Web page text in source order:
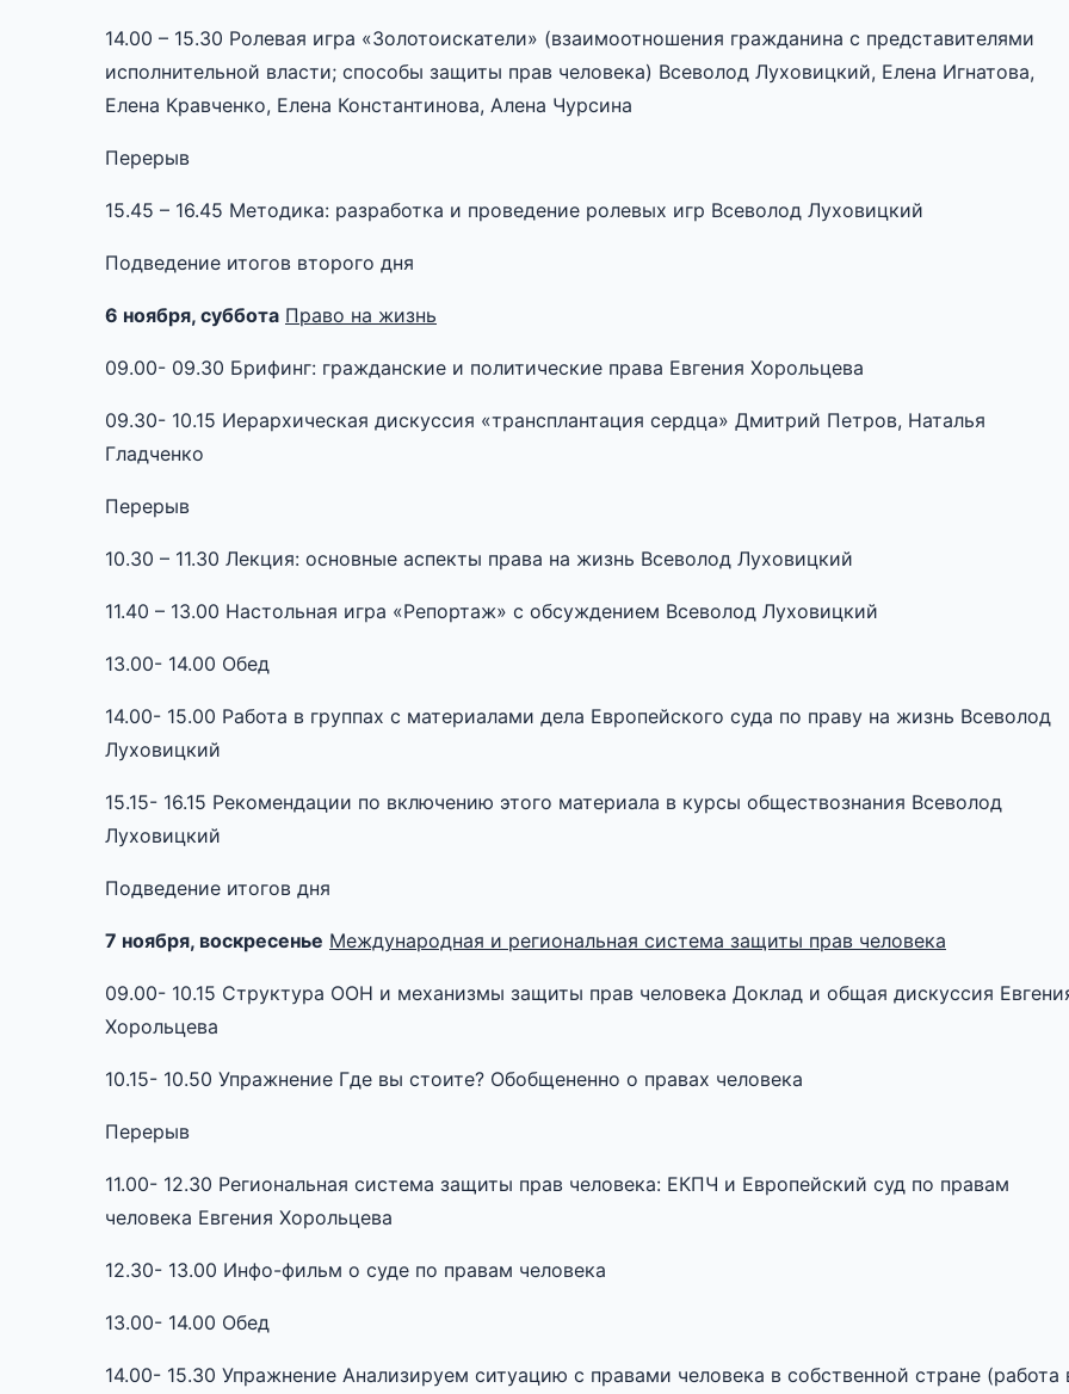
14.00 – 15.30 Ролевая игра «Золотоискатели» (взаимоотношения гражданина с представителями
исполнительной власти; способы защиты прав человека) Всеволод Луховицкий, Елена Игнатова,
Елена Кравченко, Елена Константинова, Алена Чурсина
Перерыв
15.45 – 16.45 Методика: разработка и проведение ролевых игр Всеволод Луховицкий
Подведение итогов второго дня
6 ноября, суббота Право на жизнь
09.00- 09.30 Брифинг: гражданские и политические права Евгения Хорольцева
09.30- 10.15 Иерархическая дискуссия «трансплантация сердца» Дмитрий Петров, Наталья
Гладченко
Перерыв
10.30 – 11.30 Лекция: основные аспекты права на жизнь Всеволод Луховицкий
11.40 – 13.00 Настольная игра «Репортаж» с обсуждением Всеволод Луховицкий
13.00- 14.00 Обед
14.00- 15.00 Работа в группах с материалами дела Европейского суда по праву на жизнь Всеволод
Луховицкий
15.15- 16.15 Рекомендации по включению этого материала в курсы обществознания Всеволод
Луховицкий
Подведение итогов дня
7 ноября, воскресенье Международная и региональная система защиты прав человека
09.00- 10.15 Структура ООН и механизмы защиты прав человека Доклад и общая дискуссия
Хорольцева
10.15- 10.50 Упражнение Где вы стоите? Обобщененно о правах человека
Перерыв
11.00- 12.30 Региональная система защиты прав человека: ЕКПЧ и Европейский суд по правам
человека Евгения Хорольцева
12.30- 13.00 Инфо-фильм о суде по правам человека
13.00- 14.00 Обед
14.00- 15.30 Упражнение Анализируем ситуацию с правами человека в собственной стране (работа